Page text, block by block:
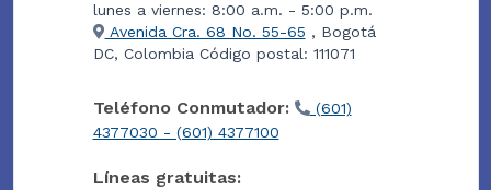
lunes a viernes: 8:00 a.m. - 5:00 p.m.
Avenida Cra. 68 No. 55-65 , Bogotá
DC, Colombia Código postal: 111071
Teléfono Conmutador:
(601)
4377030 - (601) 4377100
Líneas gratuitas: